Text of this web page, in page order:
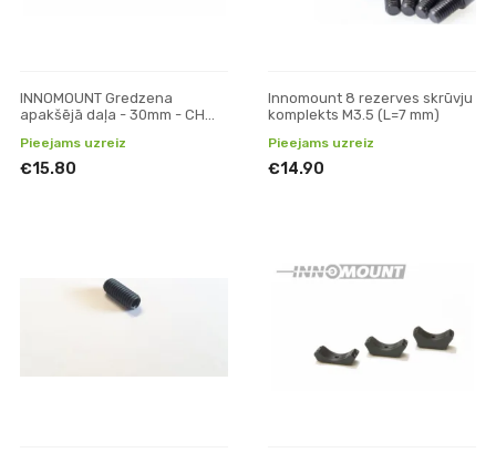
INNOMOUNT Gredzena
apakšējā daļa - 30mm - CH
Pieejams uzreiz
€15.80
Innomount 8 rezerves skrūvju
komplekts M3.5 (L=7 mm)
Pieejams uzreiz
€14.90